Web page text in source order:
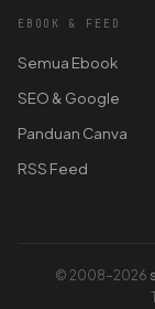
EBOOK & FEED
Semua Ebook
SEO & Google
Panduan Canva
RSS Feed
© 2008–2026